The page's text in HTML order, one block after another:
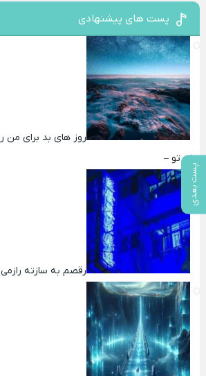
پست بعدی
پست های پیشنهادی
روز های بد برای من
برای تو –
رقصم به سازته رازمی